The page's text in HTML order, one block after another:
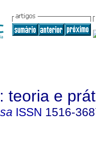
teoria e
ISSN 1516-